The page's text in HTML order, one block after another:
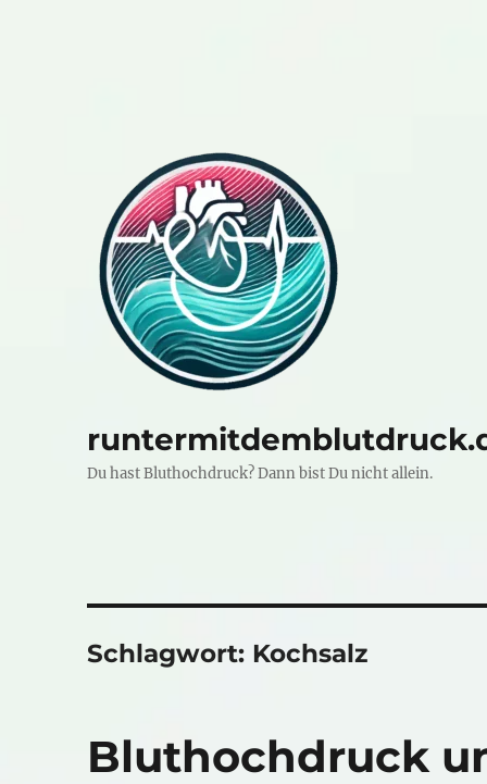
Du hast Bluthochdruck? Dann bist Du nicht allein.
Schlagwort: Kochsalz
Bluthochdruck